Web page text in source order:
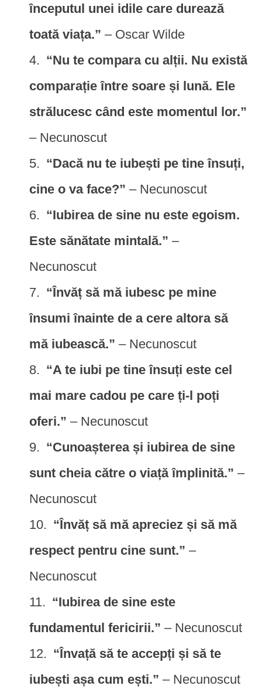
începutul unei idile care durează
toată viața.” – Oscar Wilde
“Nu te compara cu alții. Nu există
comparație între soare și lună. Ele
strălucesc când este momentul lor.”
– Necunoscut
“Dacă nu te iubești pe tine însuți,
cine o va face?” – Necunoscut
“Iubirea de sine nu este egoism.
Este sănătate mintală.” –
Necunoscut
“Învăț să mă iubesc pe mine
însumi înainte de a cere altora să
mă iubească.” – Necunoscut
“A te iubi pe tine însuți este cel
mai mare cadou pe care ți-l poți
oferi.” – Necunoscut
“Cunoașterea și iubirea de sine
sunt cheia către o viață împlinită.” –
Necunoscut
“Învăț să mă apreciez și să mă
respect pentru cine sunt.” –
Necunoscut
“Iubirea de sine este
fundamentul fericirii.” – Necunoscut
“Învață să te accepți și să te
iubești așa cum ești.” – Necunoscut